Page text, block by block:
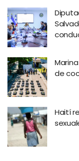
de
Haití